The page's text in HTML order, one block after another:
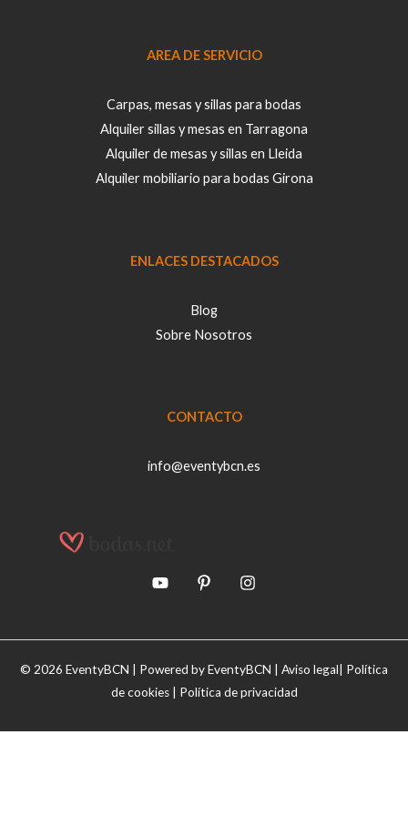
AREA DE SERVICIO
Carpas, mesas y sillas para bodas
Alquiler sillas y mesas en Tarragona
Alquiler de mesas y sillas en Lleida
Alquiler mobiliario para bodas Girona
ENLACES DESTACADOS
Blog
Sobre Nosotros
CONTACTO
info@eventybcn.es
© 2026 EventyBCN | Powered by EventyBCN | Aviso legal
Política
de cookies| Política de privacidad